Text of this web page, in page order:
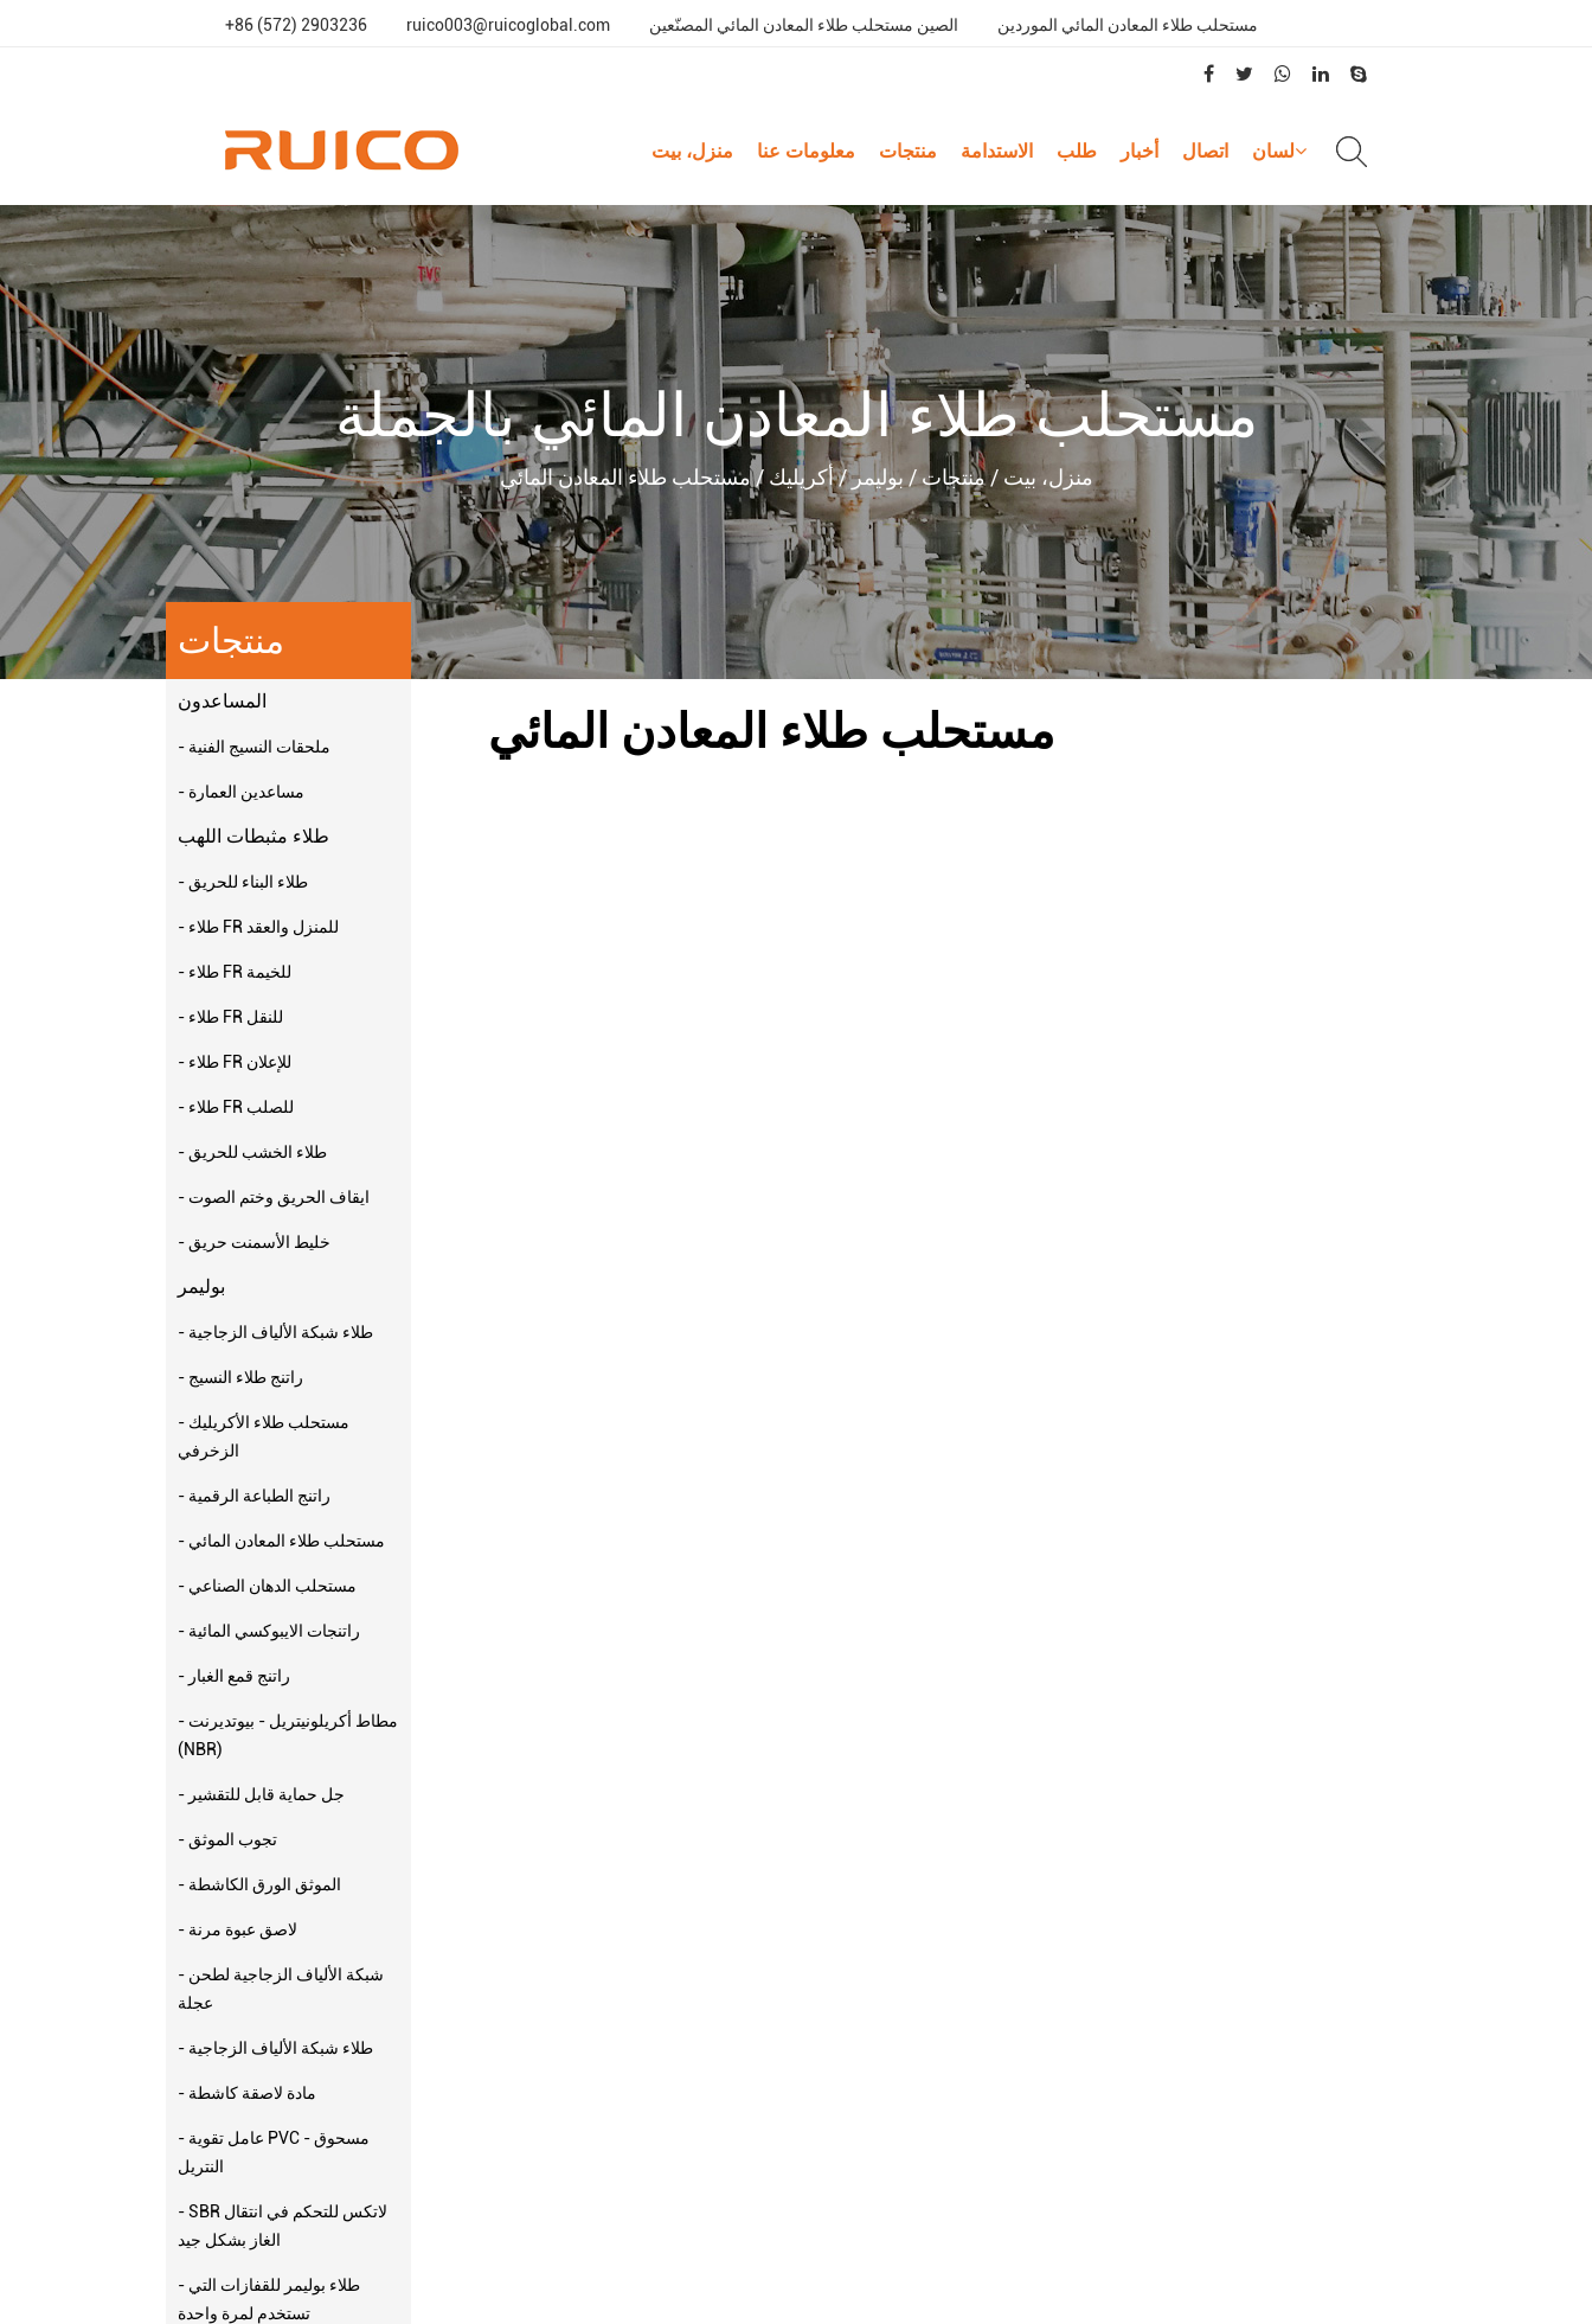
+86 (572) 2903236 ruico003@ruicoglobal.com الصين مستحلب طلاء المعادن المائي المصنّعين مستحلب طلاء المعادن المائي الموردين
منزل، بيت معلومات عنا منتجات الاستدامة طلب أخبار اتصال لسان
مستحلب طلاء المعادن المائي بالجملة
منزل، بيت /منتجات / بوليمر/أكريليك /مستحلب طلاء المعادن المائي
منتجات
المساعدون
- ملحقات النسيج الفنية
- مساعدين العمارة
طلاء مثبطات اللهب
- طلاء البناء للحريق
- طلاء FR للمنزل والعقد
- طلاء FR للخيمة
- طلاء FR للنقل
- طلاء FR للإعلان
- طلاء FR للصلب
- طلاء الخشب للحريق
- ايقاف الحريق وختم الصوت
- خليط الأسمنت حريق
بوليمر
- طلاء شبكة الألياف الزجاجية
- راتنج طلاء النسيج
- مستحلب طلاء الأكريليك
الزخرفي
- راتنج الطباعة الرقمية
- مستحلب طلاء المعادن المائي
- مستحلب الدهان الصناعي
- راتنجات الايبوكسي المائية
- راتنج قمع الغبار
- مطاط أكريلونيتريل - بيوتديرنت
(NBR)
- جل حماية قابل للتقشير
- تجوب الموثق
- الموثق الورق الكاشطة
- لاصق عبوة مرنة
- شبكة الألياف الزجاجية لطحن
عجلة
- طلاء شبكة الألياف الزجاجية
- مادة لاصقة كاشطة
- عامل تقوية PVC - مسحوق
النتريل
- SBR لاتكس للتحكم في انتقال
الغاز بشكل جيد
- طلاء بوليمر للقفازات التي
تستخدم لمرة واحدة
مستحلب طلاء المعادن المائي